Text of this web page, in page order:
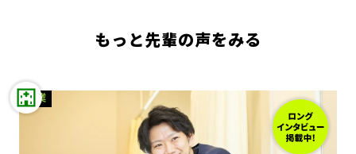
もっと先輩の声をみる
開業